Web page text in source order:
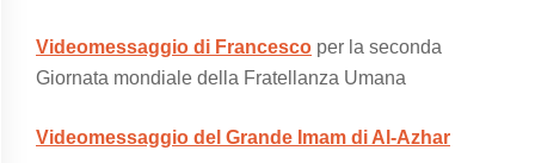
Videomessaggio di Francesco per la seconda
Giornata mondiale della Fratellanza Umana
Videomessaggio del Grande Imam di Al-Azhar